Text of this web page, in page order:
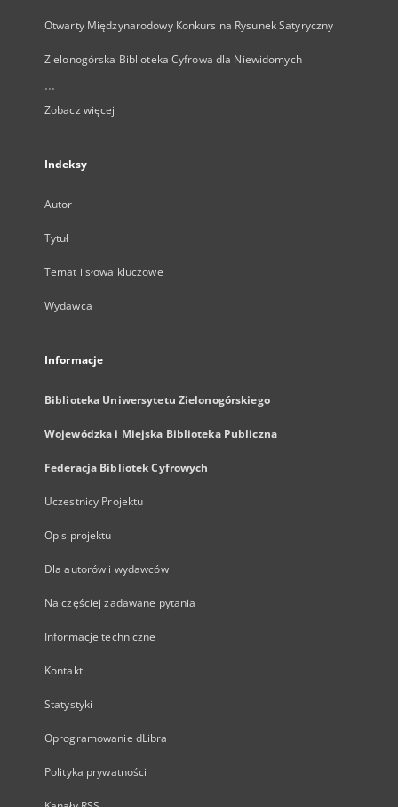
Otwarty Międzynarodowy Konkurs na Rysunek Satyryczny
Zielonogórska Biblioteka Cyfrowa dla Niewidomych
...
Zobacz więcej
Indeksy
Autor
Tytuł
Temat i słowa kluczowe
Wydawca
Informacje
Biblioteka Uniwersytetu Zielonogórskiego
Wojewódzka i Miejska Biblioteka Publiczna
Federacja Bibliotek Cyfrowych
Uczestnicy Projektu
Opis projektu
Dla autorów i wydawców
Najczęściej zadawane pytania
Informacje techniczne
Kontakt
Statystyki
Oprogramowanie dLibra
Polityka prywatności